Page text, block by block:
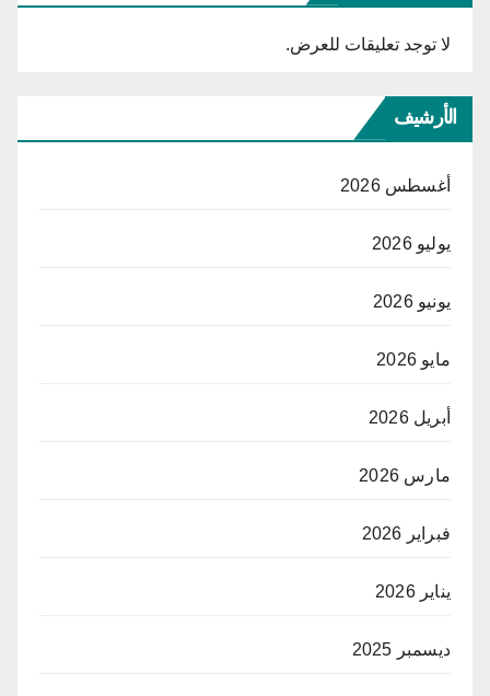
لا توجد تعليقات للعرض.
الأرشيف
أغسطس 2026
يوليو 2026
يونيو 2026
مايو 2026
أبريل 2026
مارس 2026
فبراير 2026
يناير 2026
ديسمبر 2025